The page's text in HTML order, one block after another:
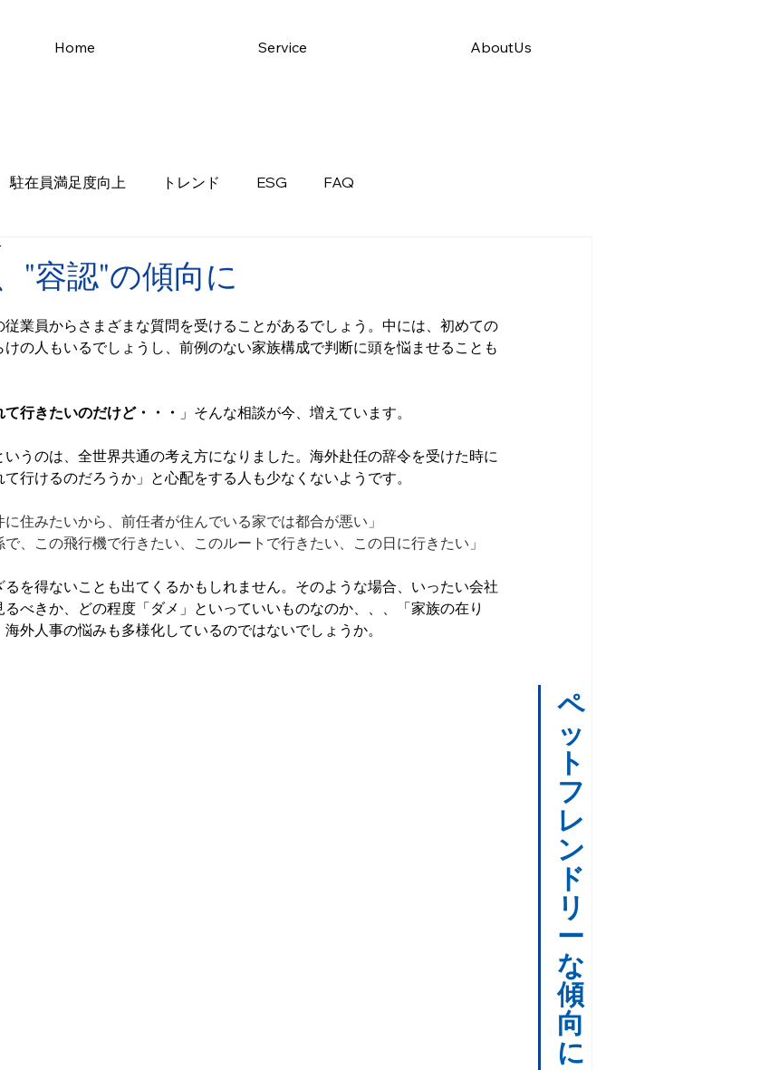
Home Service AboutUs
駐在員満足度向上 トレンド ESG FAQ
"容認"の傾向に
業員からさまざまな質問を受けることがあるでしょう。中には、初めての
の人もいるでしょうし、前例のない家族構成で判断に頭を悩ませることも
行きたいのだけど・・・ 」そんな相談が今、増えています。
いうのは、全世界共通の考え方になりました。海外赴任の辞令を受けた時に
行けるのだろうか」と心配をする人も少なくないようです。
に住みたいから、前任者が住んでいる家では都合が悪い」
で、この飛行機で行きたい、このルートで行きたい、この日に行きたい」
を得ないことも出てくるかもしれません。そのような場合、いったい会社
べきか、どの程度「ダメ」といっていいものなのか、、、「家族の在り
外人事の悩みも多様化しているのではないでしょうか。
ペ
ッ
ト
フ
レ
ン
ド
リ
ー
な
傾
向
に